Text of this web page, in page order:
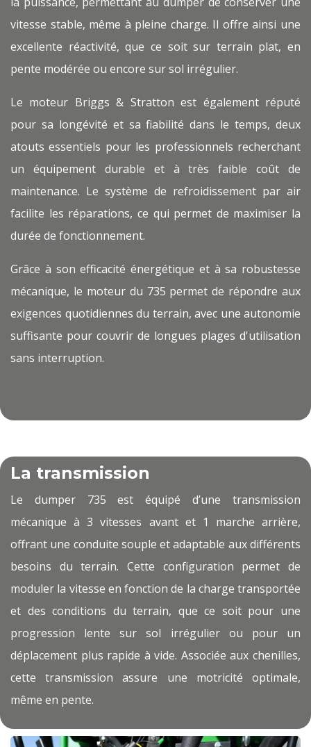
vitesse stable, même à pleine charge. Il offre ainsi une
excellente réactivité, que ce soit sur terrain plat, en
pente modérée ou encore sur sol irrégulier.
Le moteur Briggs & Stratton est également réputé
pour sa longévité et sa fiabilité dans le temps, deux
atouts essentiels pour les professionnels recherchant
un équipement durable et à très faible coût de
maintenance. Le système de refroidissement par air
facilite les réparations, ce qui permet de maximiser la
durée de fonctionnement.
Grâce à son efficacité énergétique et à sa robustesse
mécanique, le moteur du 735 permet de répondre aux
exigences quotidiennes du terrain, avec une autonomie
suffisante pour couvrir de longues plages d'utilisation
sans interruption.
La transmission
Le dumper 735 est équipé d’une transmission
mécanique à 3 vitesses avant et 1 marche arrière,
offrant une conduite souple et adaptable aux différents
besoins du terrain. Cette configuration permet de
moduler la vitesse en fonction de la charge transportée
et des conditions du terrain, que ce soit pour une
progression lente sur sol irrégulier ou pour un
déplacement plus rapide à vide. Associée aux chenilles,
cette transmission assure une motricité optimale,
même en pente.